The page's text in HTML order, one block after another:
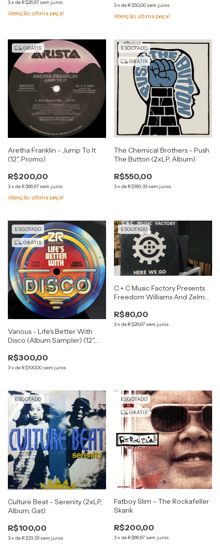
3x de R$26,67 sem juros
Atenção, última peça!
3x de R$50,00 sem juros
Atenção, última peça!
GRÁTIS
Aretha Franklin - Jump To It
(12", Promo)
R$200,00
3x de R$66,67 sem juros
Atenção, última peça!
ESGOTADO
GRÁTIS
The Chemical Brothers - Push
The Button (2xLP, Album)
R$550,00
3x de R$183,33 sem juros
ESGOTADO
GRÁTIS
Various - Life's Better With
Disco (Album Sampler) (12",
R$300,00
3x de R$100,00 sem juros
ESGOTADO
C + C Music Factory Presents
Freedom Williams And Zelma
Promo)
R$80,00
3x de R$26,67 sem juros
ESGOTADO
Culture Beat - Serenity (2xLP,
Album, Gat)
R$100,00
3x de R$33,33 sem juros
ESGOTADO
GRÁTIS
Fatboy Slim – The Rockafeller
Skank
R$200,00
3x de R$66,67 sem juros